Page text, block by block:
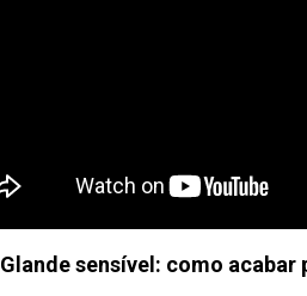
Glande sensível: como